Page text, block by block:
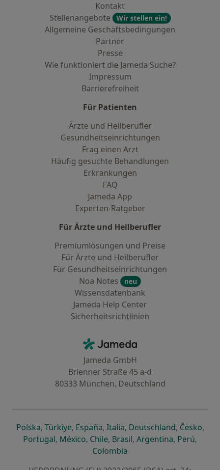
Kontakt
Stellenangebote
Wir stellen ein!
Allgemeine Geschäftsbedingungen
Partner
Presse
Wie funktioniert die Jameda Suche?
Impressum
Barrierefreiheit
Für Patienten
Ärzte und Heilberufler
Gesundheitseinrichtungen
Frag einen Arzt
Häufig gesuchte Behandlungen
Erkrankungen
FAQ
Jameda App
Experten-Ratgeber
Für Ärzte und Heilberufler
Premiumlösungen und Preise
Für Ärzte und Heilberufler
Für Gesundheitseinrichtungen
Noa Notes
neu
Wissensdatenbank
Jameda Help Center
Sicherheitsrichtlinien
Jameda - Startseite
Jameda GmbH
Brienner Straße 45 a-d
80333 München, Deutschland
Polskaöffnet in einer neuen Registerkarte
, Türkiyeöffnet in einer neuen Registerkarte
, Españaöffnet in einer neuen
, Italiaöffnet in einer neuen
, Deutschlandöffnet in
, Česko,
Portugalöffnet in einer neuen Registerkarte
, Méxicoöffnet in einer neuen Registerkarte
, Chileöffnet in einer neuen
, Brasilöffnet in einer neuen
, Argentinaöffnet in
, Perúöffnet
,
Colombia